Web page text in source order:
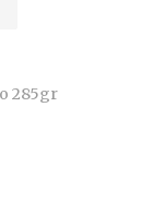
285gr